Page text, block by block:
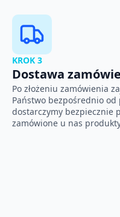
KROK 3
Dostawa
Po złożeniu zamówienia
Państwo bezpośrednio
dostarczymy bezpiecznie
zamówione u nas